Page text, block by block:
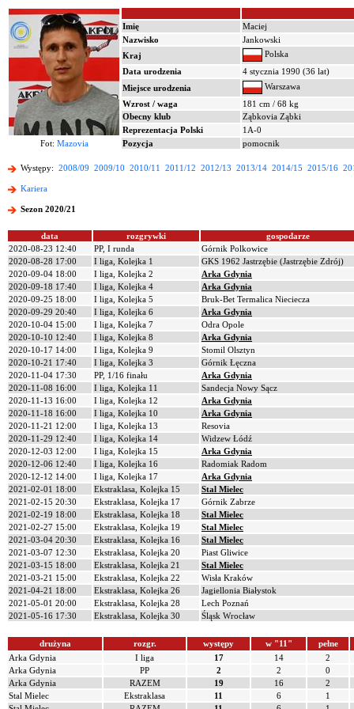
Imię
Maciej
Nazwisko
Jankowski
Kraj
Polska
Data urodzenia
4 stycznia 1990 (36 lat)
Miejsce urodzenia
Warszawa
Wzrost / waga
181 cm / 68 kg
Obecny klub
Ząbkovia Ząbki
Reprezentacja Polski
1A-0
Fot: Mazovia Pozycja pomocnik
Występy: 2008/09 2009/10 2010/11 2011/12 2012/13 2013/14 2014/15 2015/16
Kariera
Sezon 2020/21
data rozgrywki
gospodarze
2020-08-23 12:40
PP, I runda
Górnik Polkowice
2020-08-28 17:00
I liga, Kolejka 1
GKS 1962 Jastrzębie (Jastrzębie Zdrój)
2020-09-04 18:00
I liga, Kolejka 2
Arka Gdynia
2020-09-18 17:40
I liga, Kolejka 4
Arka Gdynia
2020-09-25 18:00
I liga, Kolejka 5
Bruk-Bet Termalica Nieciecza
2020-09-29 20:40
I liga, Kolejka 6
Arka Gdynia
2020-10-04 15:00
I liga, Kolejka 7
Odra Opole
2020-10-10 12:40
I liga, Kolejka 8
Arka Gdynia
2020-10-17 14:00
I liga, Kolejka 9
Stomil Olsztyn
2020-10-21 17:40
I liga, Kolejka 3
Górnik Łęczna
2020-11-04 17:30
PP, 1/16 finału
Arka Gdynia
2020-11-08 16:00
I liga, Kolejka 11
Sandecja Nowy Sącz
2020-11-13 16:00
I liga, Kolejka 12
Arka Gdynia
2020-11-18 16:00
I liga, Kolejka 10
Arka Gdynia
2020-11-21 12:00
I liga, Kolejka 13
Resovia
2020-11-29 12:40
I liga, Kolejka 14
Widzew Łódź
2020-12-03 12:00
I liga, Kolejka 15
Arka Gdynia
2020-12-06 12:40
I liga, Kolejka 16
Radomiak Radom
2020-12-12 14:00
I liga, Kolejka 17
Arka Gdynia
2021-02-01 18:00
Ekstraklasa, Kolejka 15
Stal Mielec
2021-02-15 20:30
Ekstraklasa, Kolejka 17
Górnik Zabrze
2021-02-19 18:00
Ekstraklasa, Kolejka 18
Stal Mielec
2021-02-27 15:00
Ekstraklasa, Kolejka 19
Stal Mielec
2021-03-04 20:30
Ekstraklasa, Kolejka 16
Stal Mielec
2021-03-07 12:30
Ekstraklasa, Kolejka 20
Piast Gliwice
2021-03-15 18:00
Ekstraklasa, Kolejka 21
Stal Mielec
2021-03-21 15:00
Ekstraklasa, Kolejka 22
Wisła Kraków
2021-04-21 18:00
Ekstraklasa, Kolejka 26
Jagiellonia Białystok
2021-05-01 20:00
Ekstraklasa, Kolejka 28
Lech Poznań
2021-05-16 17:30
Ekstraklasa, Kolejka 30 Śląsk Wrocław
drużyna rozgr. występy w "11"
pełne
Arka Gdynia
I liga 17 14
2
Arka Gdynia
PP 2 2
0
Arka Gdynia
RAZEM 19 16
2
Stal Mielec
Ekstraklasa 11 6
1